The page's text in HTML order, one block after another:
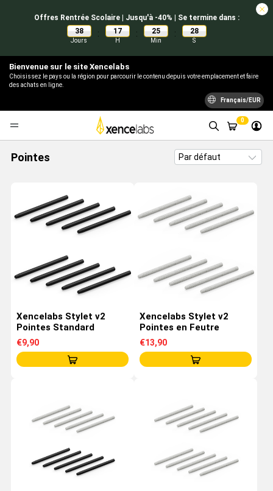
Offres Rentrée Scolaire | Jusqu'à -40% | Se termine dans :
38
Jours
: 17
H
: 25
Min
: 28
S
Bienvenue sur le site Xencelabs
Choisissez le pays ou la région pour parcourir le contenu depuis votre emplacement et faire
des achats en ligne.
Français/EUR
0
Pointes
Xencelabs Stylet v2
Pointes Standard
€9,90
Xencelabs Stylet v2
Pointes en Feutre
€13,90